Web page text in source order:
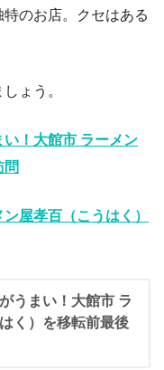
のお店。クセはある
ょう。
！大館市 ラーメン
問
屋孝百（こうはく）
うまい！大館市 ラ
く）を移転前最後